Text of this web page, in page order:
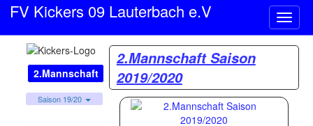
ein-/
FV Kickers 09 Lauterbach e.V
2.Mannschaft
Saison 19/20
2.Mannschaft Saison
2019/2020